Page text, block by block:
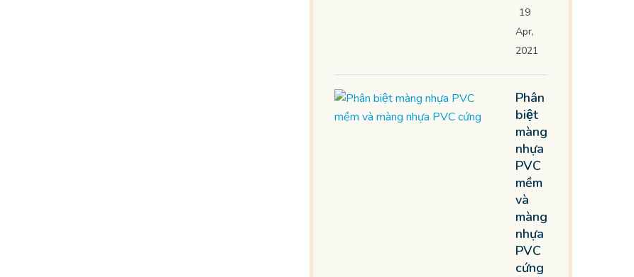
19
Apr,
2021
Phân
biệt
màng
nhựa
PVC
mềm
và
màng
nhựa
PVC
cứng